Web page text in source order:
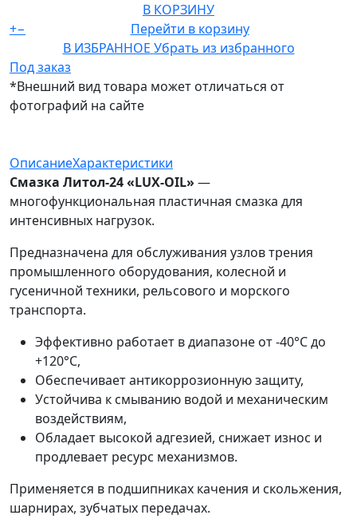
В КОРЗИНУ
+−
Перейти в корзину
В ИЗБРАННОЕ Убрать из избранного
Под заказ
*Внешний вид товара может отличаться от
фотографий на сайте
ОписаниеХарактеристики
Смазка Литол-24 «LUX-OIL» —
многофункциональная пластичная смазка для
интенсивных нагрузок.
Предназначена для обслуживания узлов трения
промышленного оборудования, колесной и
гусеничной техники, рельсового и морского
транспорта.
Эффективно работает в диапазоне от -40°C до
+120°C,
Обеспечивает антикоррозионную защиту,
Устойчива к смыванию водой и механическим
воздействиям,
Обладает высокой адгезией, снижает износ и
продлевает ресурс механизмов.
Применяется в подшипниках качения и скольжения,
шарнирах, зубчатых передачах.